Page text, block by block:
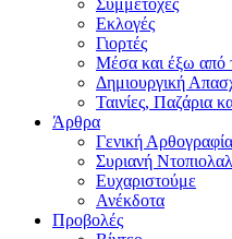
Συμμετοχές
Εκλογές
Γιορτές
Μέσα και έξω από
Δημιουργική
Ταινίες, Παζάρια
Άρθρα
Γενική Αρθογραφία
Συριανή
Ευχαριστούμε
Ανέκδοτα
Προβολές